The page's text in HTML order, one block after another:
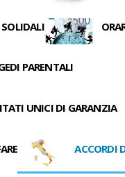
SOLIDALI
PARENTALI
UNICI DI GARANZIA
ACCORDI